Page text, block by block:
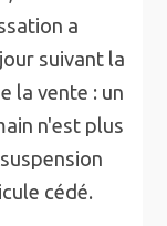
a
suivant la
la vente : un
n'est plus
cédé.